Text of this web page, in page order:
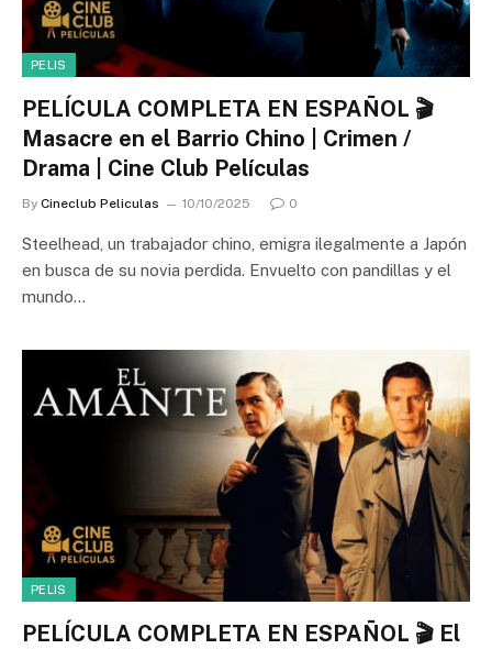
PELIS
PELÍCULA COMPLETA EN ESPAÑOL 🎬
Masacre en el Barrio Chino | Crimen /
Drama | Cine Club Películas
By Cineclub Peliculas 10/10/2025 0
Steelhead, un trabajador chino, emigra ilegalmente a Japón
en busca de su novia perdida. Envuelto con pandillas y el
mundo…
PELIS
PELÍCULA COMPLETA EN ESPAÑOL 🎬 El